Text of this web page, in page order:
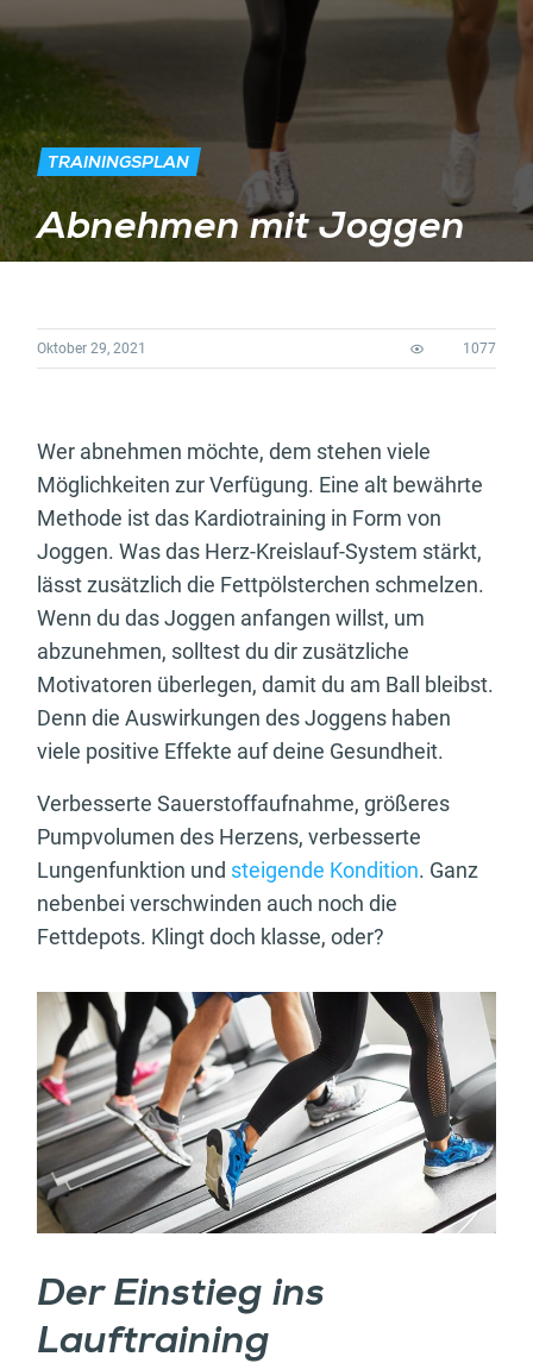
TRAININGSPLAN
Abnehmen mit Joggen
Oktober 29, 2021 1077
Wer abnehmen möchte, dem stehen viele
Möglichkeiten zur Verfügung. Eine alt bewährte
Methode ist das Kardiotraining in Form von
Joggen. Was das Herz-Kreislauf-System stärkt,
lässt zusätzlich die Fettpölsterchen schmelzen.
Wenn du das Joggen anfangen willst, um
abzunehmen, solltest du dir zusätzliche
Motivatoren überlegen, damit du am Ball bleibst.
Denn die Auswirkungen des Joggens haben
viele positive Effekte auf deine Gesundheit.
Verbesserte Sauerstoffaufnahme, größeres
Pumpvolumen des Herzens, verbesserte
Lungenfunktion und steigende Kondition. Ganz
nebenbei verschwinden auch noch die
Fettdepots. Klingt doch klasse, oder?
Der Einstieg ins
Lauftraining